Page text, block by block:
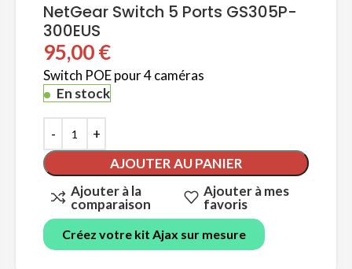
NetGear Switch 5 Ports GS305P-
300EUS
95,00€
Switch POE pour 4 caméras
En stock
AJOUTER AU PANIER
Ajouter à la
comparaison
Ajouter à mes
favoris
Créez votre kit Ajax sur mesure